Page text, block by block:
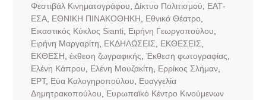
Φεστιβάλ Κινηματογράφου Δίκτυο Πολιτισμού
ΕΑΤ-
ΕΣΑ, ΕΘΝΙΚΗ ΠΙΝΑΚΟΘΗΚΗ Εθνικό Θέατρο
Εικαστικός Κύκλος Sianti
Ειρήνη Γεωργοπούλου
Ειρήνη Μαργαρίτη
ΕΚΔΗΛΩΣΕΙΣ ΕΚΘΕΣΕΙΣ
ΕΚΘΕΣΗ έκθεση ζωγραφικής Έκθεση φωτογραφίας
Ελένη Κάπρου
Ελένη Μουζακίτη Ερρίκος Σλήμαν,
ΕΡΤ, Εύα Καλογηροπούλου
Ευαγγελία
Δημητρακοπούλου
Ευρωπαϊκό Κέντρο Κινούμενων